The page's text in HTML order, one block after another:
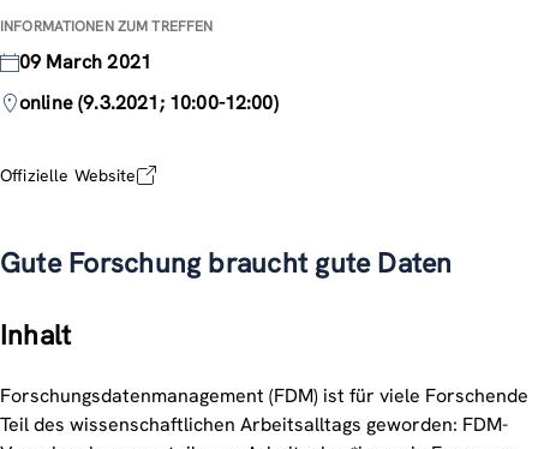
INFORMATIONEN ZUM TREFFEN
09 March 2021
online (9.3.2021; 10:00-12:00)
Offizielle Website
Gute Forschung braucht gute Daten
Inhalt
Forschungsdatenmanagement (FDM) ist für viele Forschende
Teil des wissenschaftlichen Arbeitsalltags geworden: FDM-